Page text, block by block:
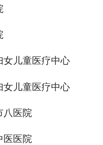
儿童医疗中心
儿童医疗中心
八医院
医医院